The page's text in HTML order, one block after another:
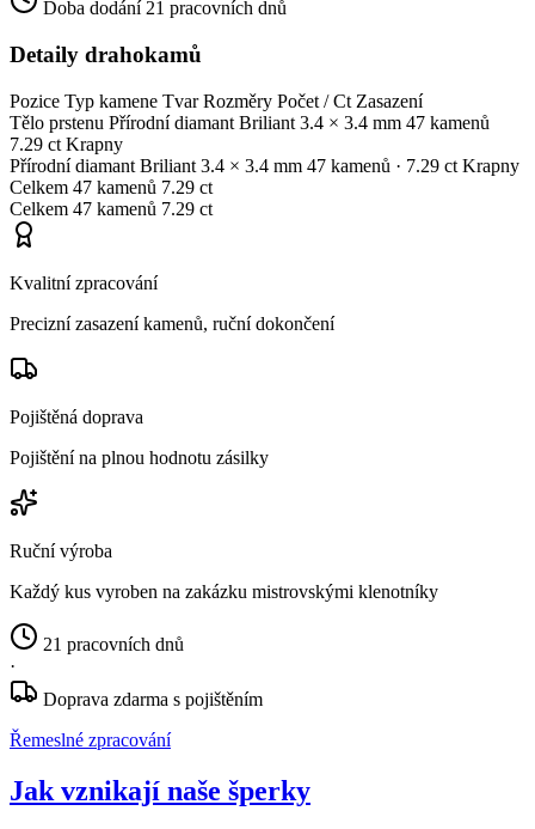
Doba dodání 21 pracovních dnů
Detaily drahokamů
Pozice Typ kamene Tvar Rozměry Počet / Ct Zasazení
Tělo prstenu Přírodní diamant Briliant 3.4 × 3.4 mm 47 kamenů
7.29 ct Krapny
Přírodní diamant Briliant 3.4 × 3.4 mm 47 kamenů · 7.29 ct Krapny
Celkem 47 kamenů 7.29 ct
Celkem 47 kamenů 7.29 ct
Kvalitní zpracování
Precizní zasazení kamenů, ruční dokončení
Pojištěná doprava
Pojištění na plnou hodnotu zásilky
Ruční výroba
Každý kus vyroben na zakázku mistrovskými klenotníky
21 pracovních dnů
·
Doprava zdarma s pojištěním
Řemeslné zpracování
Jak vznikají naše šperky